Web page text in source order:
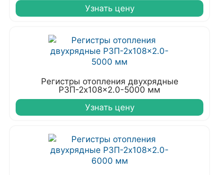
Узнать цену
Регистры отопления двухрядные
РЗП-2x108x2.0-5000 мм
Узнать цену